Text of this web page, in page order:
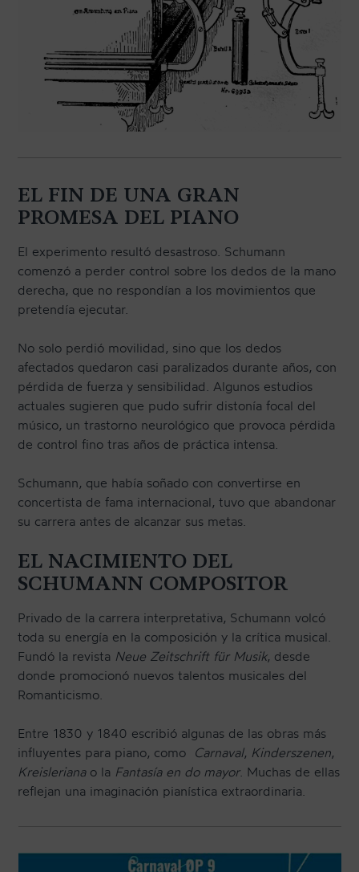
EL FIN DE UNA GRAN
PROMESA DEL PIANO
El experimento resultó desastroso. Schumann
comenzó a perder control sobre los dedos de la mano
derecha, que no respondían a los movimientos que
pretendía ejecutar.
No solo perdió movilidad, sino que los dedos
afectados quedaron casi paralizados durante años, con
pérdida de fuerza y sensibilidad. Algunos estudios
actuales sugieren que pudo sufrir distonía focal del
músico, un trastorno neurológico que provoca pérdida
de control fino tras años de práctica intensa.
Schumann, que había soñado con convertirse en
concertista de fama internacional, tuvo que abandonar
su carrera antes de alcanzar sus metas.
EL NACIMIENTO DEL
SCHUMANN COMPOSITOR
Privado de la carrera interpretativa, Schumann volcó
toda su energía en la composición y la crítica musical.
Fundó la revista Neue Zeitschrift für Musik, desde
donde promocionó nuevos talentos musicales del
Romanticismo.
Entre 1830 y 1840 escribió algunas de las obras más
influyentes para piano, como Carnaval, Kinderszenen,
Kreislerianao la Fantasía en do mayor. Muchas de ellas
reflejan una imaginación pianística extraordinaria.